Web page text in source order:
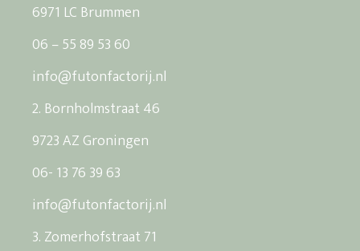
6971 LC Brummen
06 – 55 89 53 60
info@futonfactorij.nl
2. Bornholmstraat 46
9723 AZ Groningen
06- 13 76 39 63
info@futonfactorij.nl
3. Zomerhofstraat 71